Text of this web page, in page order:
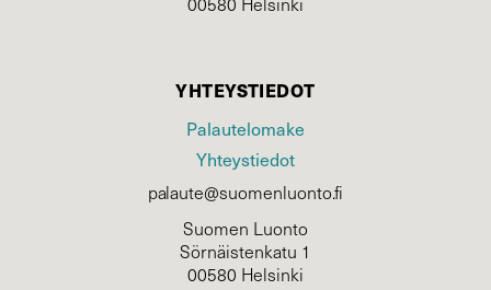
YHTEYSTIEDOT
Palautelomake
Yhteystiedot
palaute@suomenluonto.fi
Suomen Luonto
Sörnäistenkatu 1
00580 Helsinki